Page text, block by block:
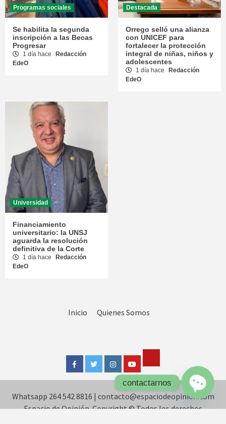
Programas sociales
Se habilita la segunda
inscripción a las Becas
Progresar
1 día hace
Redacción
EdeO
Destacada
Orrego selló una alianza
con UNICEF para
fortalecer la protección
integral de niñas, niños y
adolescentes
1 día hace
Redacción
EdeO
Universidad
Financiamiento
universitario: la UNSJ
aguarda la resolución
definitiva de la Corte
1 día hace
Redacción
EdeO
Inicio Quienes Somos
FacebookTwitterInstagramYoutube
Tok
Whatsapp 264 542 8816 | contacto@espaciodeopinion.com
Espacio de Opinión. Copyright © Todos los derechos
contactarnos
Open
chaty